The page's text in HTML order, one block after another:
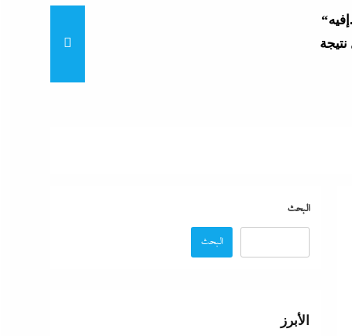
“زغاريد نص الليل للفجر”..إفيه
البحث
البحث
الأبرز